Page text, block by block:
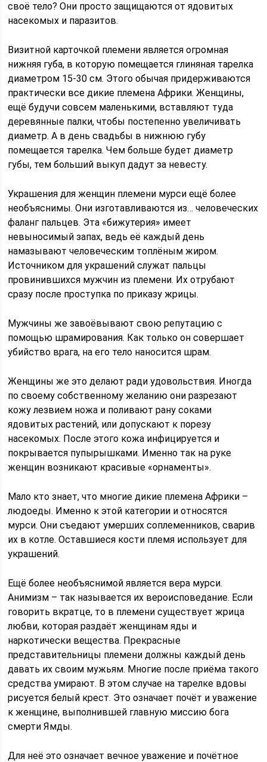
своё тело? Они просто защищаются от ядовитых
насекомых и паразитов.
Визитной карточкой племени является огромная
нижняя губа, в которую помещается глиняная тарелка
диаметром 15-30 см. Этого обычая придерживаются
практически все дикие племена Африки. Женщины,
ещё будучи совсем маленькими, вставляют туда
деревянные палки, чтобы постепенно увеличивать
диаметр. А в день свадьбы в нижнюю губу
помещается тарелка. Чем больше будет диаметр
губы, тем больший выкуп дадут за невесту.
Украшения для женщин племени мурси ещё более
необъяснимы. Они изготавливаются из… человеческих
фаланг пальцев. Эта «бижутерия» имеет
невыносимый запах, ведь её каждый день
намазывают человеческим топлёным жиром.
Источником для украшений служат пальцы
провинившихся мужчин из племени. Их отрубают
сразу после проступка по приказу жрицы.
Мужчины же завоёвывают свою репутацию с
помощью шрамирования. Как только он совершает
убийство врага, на его тело наносится шрам.
Женщины же это делают ради удовольствия. Иногда
по своему собственному желанию они разрезают
кожу лезвием ножа и поливают рану соками
ядовитых растений, или допускают к порезу
насекомых. После этого кожа инфицируется и
покрывается пупырышками. Именно так на руке
женщин возникают красивые «орнаменты».
Мало кто знает, что многие дикие племена Африки –
людоеды. Именно к этой категории и относятся
мурси. Они съедают умерших соплеменников, сварив
их в котле. Оставшиеся кости племя использует для
украшений.
Ещё более необъяснимой является вера мурси.
Анимизм – так называется их вероисповедание. Если
говорить вкратце, то в племени существует жрица
любви, которая раздаёт женщинам яды и
наркотически вещества. Прекрасные
представительницы племени должны каждый день
давать их своим мужьям. Многие после приёма такого
средства умирают. В этом случае на тарелке вдовы
рисуется белый крест. Это означает почёт и уважение
к женщине, выполнившей главную миссию бога
смерти Ямды.
Для неё это означает вечное уважение и почётное